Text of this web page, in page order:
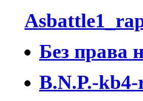
Без права
B.N.P.-